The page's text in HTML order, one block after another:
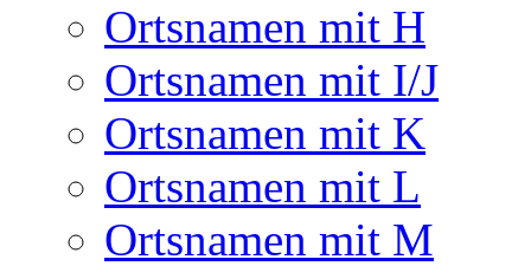
Ortsnamen mit H
Ortsnamen mit I/J
Ortsnamen mit K
Ortsnamen mit L
Ortsnamen mit M